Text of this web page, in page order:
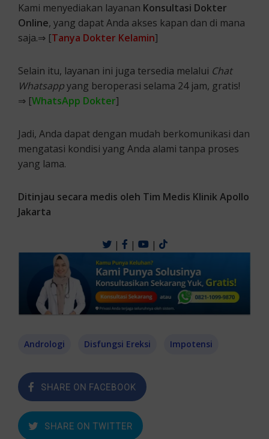
Kami menyediakan layanan Konsultasi Dokter
Online, yang dapat Anda akses kapan dan di mana
saja.⇒ [Tanya Dokter Kelamin]
Selain itu, layanan ini juga tersedia melalui Chat
Whatsappyang beroperasi selama 24 jam, gratis!
⇒ [WhatsApp Dokter]
Jadi, Anda dapat dengan mudah berkomunikasi dan
mengatasi kondisi yang Anda alami tanpa proses
yang lama.
Ditinjau secara medis oleh Tim Medis Klinik Apollo
Jakarta
| | |
Andrologi Disfungsi Ereksi Impotensi
SHARE ON FACEBOOK
SHARE ON TWITTER